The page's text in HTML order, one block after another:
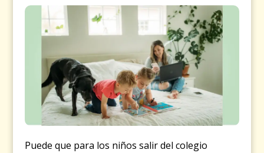
Puede que para los niños salir del colegio